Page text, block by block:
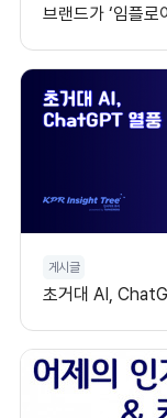
브랜드가 ‘임플로
게시글
초거대 AI,